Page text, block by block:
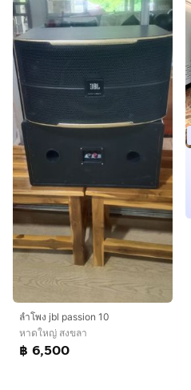
ลำโพง jbl passion 10
หาดใหญ่ สงขลา
฿ 6,500